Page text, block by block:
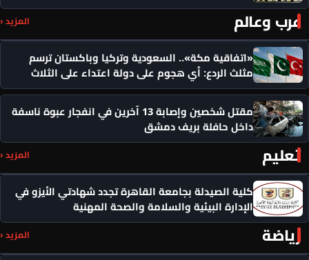
عرب وعالم المزيد ‹
«اتفاقية مكة».. السعودية وتركيا وباكستان ترسم
مثلث الردع: أي هجوم على دولة اعتداء على الثلاث
مقتل شخصين وإصابة 13 آخرين في انفجار عبوة ناسفة
داخل حافلة بريف دمشق
تعليم المزيد ‹
كلية الصيدلة بجامعة القاهرة تجدد شهادتي الأيزو في
الإدارة البيئية والسلامة والصحة المهنية
رياضة المزيد ‹